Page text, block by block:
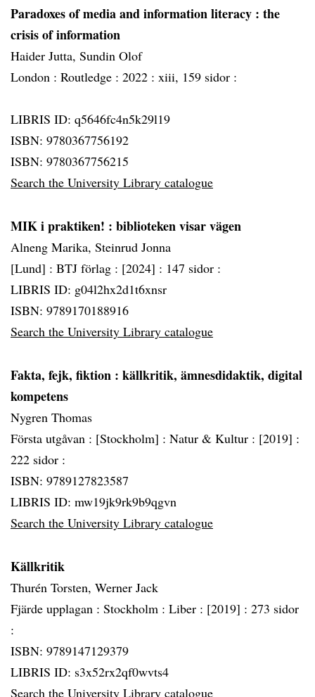
Paradoxes of media and information literacy : the
crisis of information
Haider Jutta, Sundin Olof
London : Routledge : 2022 : xiii, 159 sidor :
LIBRIS ID: q5646fc4n5k29l19
ISBN: 9780367756192
ISBN: 9780367756215
Search the University Library catalogue
MIK i praktiken! : biblioteken visar vägen
Alneng Marika, Steinrud Jonna
[Lund] : BTJ förlag : [2024] : 147 sidor :
LIBRIS ID: g04l2hx2d1t6xnsr
ISBN: 9789170188916
Search the University Library catalogue
Fakta, fejk, fiktion : källkritik, ämnesdidaktik, digital
kompetens
Nygren Thomas
Första utgåvan : [Stockholm] : Natur & Kultur : [2019] :
222 sidor :
ISBN: 9789127823587
LIBRIS ID: mw19jk9rk9b9qgvn
Search the University Library catalogue
Källkritik
Thurén Torsten, Werner Jack
Fjärde upplagan : Stockholm : Liber : [2019] : 273 sidor
:
ISBN: 9789147129379
LIBRIS ID: s3x52rx2qf0wvts4
Search the University Library catalogue